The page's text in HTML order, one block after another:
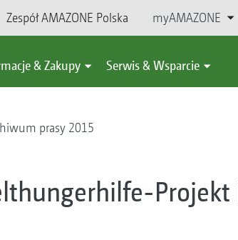
Zespół AMAZONE Polska myAMAZONE
& Zakupy Serwis & Wsparcie
prasy 2015
Projekt